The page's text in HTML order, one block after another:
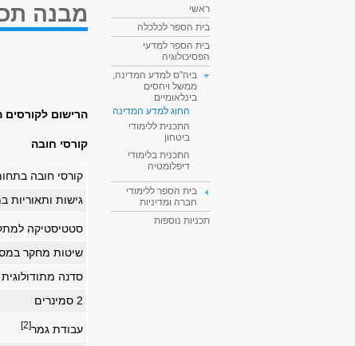
ראשי
בית הספר לכלכלה
בית הספר למדעי
הפסיכולוגיה
ביה"ס למדע המדינה,
ממשל ויחסים
בינלאומיים
החוג למדע המדינה
התכנית ללימודי
ביטחון
התכנית בלימודי
דיפלומטיה
בית הספר ללימודי
חברה ומדיניות
תכניות נוספות
מבנה
הרישום לקורסים
קורסי חובה
קורסי חובה
גישות
סטטיסטיקה
שיטות מחקר
סדנה מתודולוגית
2 סמינרים
עבודת גמר[2]